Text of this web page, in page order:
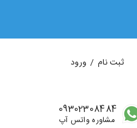
ثبت نام / ورود
09302308484
مشاوره واتس آپ